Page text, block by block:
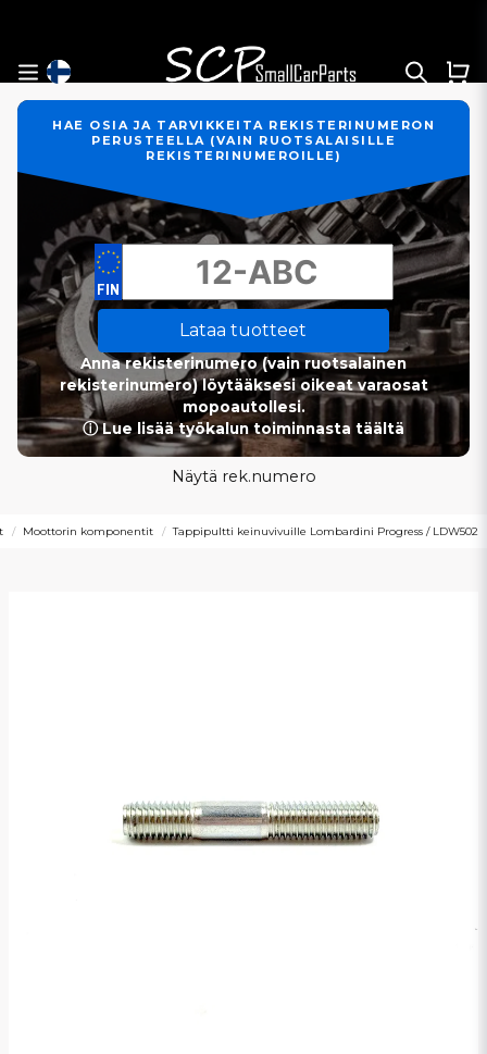
HAE OSIA JA TARVIKKEITA REKISTERINUMERON
PERUSTEELLA (VAIN RUOTSALAISILLE
REKISTERINUMEROILLE)
Lataa tuotteet
Anna rekisterinumero (vain ruotsalainen
rekisterinumero) löytääksesi oikeat varaosat
mopoautollesi.
ⓘ Lue lisää työkalun toiminnasta täältä
Näytä rek.numero
Moottorin komponentit Tappipultti keinuvivuille Lombardini Progress / LDW502